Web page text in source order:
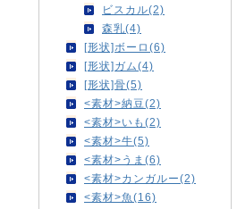
ビスカル(2)
森乳(4)
[形状]ボーロ(6)
[形状]ガム(4)
[形状]骨(5)
<素材>納豆(2)
<素材>いも(2)
<素材>牛(5)
<素材>うま(6)
<素材>カンガルー(2)
<素材>魚(16)